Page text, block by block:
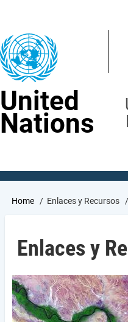
content
United
Nations
Breadcrumb
Home Enlaces y Recursos
Enlaces y